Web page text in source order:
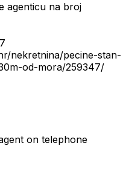
agenticu na broj
nekretnina/pecine-stan-
od-mora/259347/
on telephone